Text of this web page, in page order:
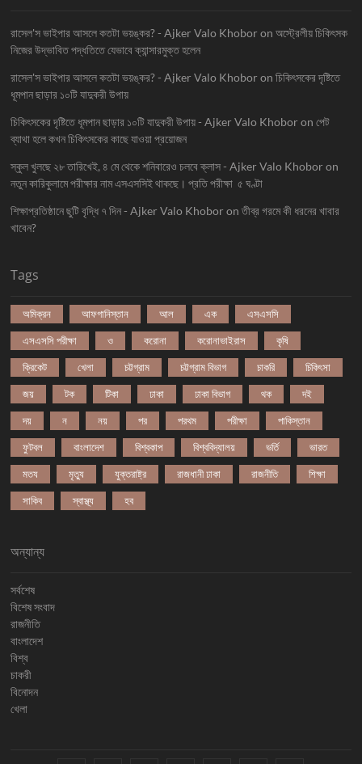
রাসেল'স ভাইপার আসলে কতটা ভয়ঙ্কর? - Ajker Valo Khobor onঅস্ট্রেলীয় চিকিৎসক
নিজের উদ্ভাবিত পদ্ধতিতে যেভাবে ক্যান্সারমুক্ত হলেন
রাসেল'স ভাইপার আসলে কতটা ভয়ঙ্কর? - Ajker Valo Khobor onচিকিৎসকের দৃষ্টিতে
ধূমপান ছাড়ার ১০টি যাদুকরী উপায়
চিকিৎসকের দৃষ্টিতে ধূমপান ছাড়ার ১০টি যাদুকরী উপায় - Ajker Valo Khobor onপেট
ব্যাথা হলে কখন চিকিৎসকের কাছে যাওয়া প্রয়োজন
স্কুল খুলছে ২৮ তারিখেই, ৪ মে থেকে শনিবারেও চলবে ক্লাস - Ajker Valo Khobor on
নতুন কারিকুলামে পরীক্ষার নাম এসএসসিই থাকছে। প্রতি পরীক্ষা ৫ ঘণ্টা
শিক্ষাপ্রতিষ্ঠানে ছুটি বৃদ্ধি ৭ দিন - Ajker Valo Khobor onতীব্র গরমে কী ধরনের খাবার
খাবেন?
Tags
অমিক্রন আফগানিস্তান আল এক এসএসসি
এসএসসি পরীক্ষা ও করোনা করোনাভাইরাস কৃষি
ক্রিকেট খেলা চট্টগ্রাম চট্টগ্রাম বিভাগ চাকরি চিকিৎসা
জয় টক টিকা ঢাকা ঢাকা বিভাগ থক দই
দয় ন নয় পর পরথম পরীক্ষা পাকিস্তান
ফুটবল বাংলাদেশ বিশ্বকাপ বিশ্ববিদ্যালয় ভর্তি ভারত
মতয মৃত্যু যুক্তরাষ্ট্র রাজধানী ঢাকা রাজনীতি শিক্ষা
সাকিব স্বাস্থ্য হব
অন্যান্য
সর্বশেষ
বিশেষ সংবাদ
রাজনীতি
বাংলাদেশ
বিশ্ব
চাকরী
বিনোদন
খেলা